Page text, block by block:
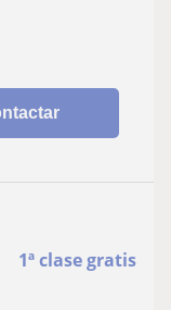
1ª clase gratis